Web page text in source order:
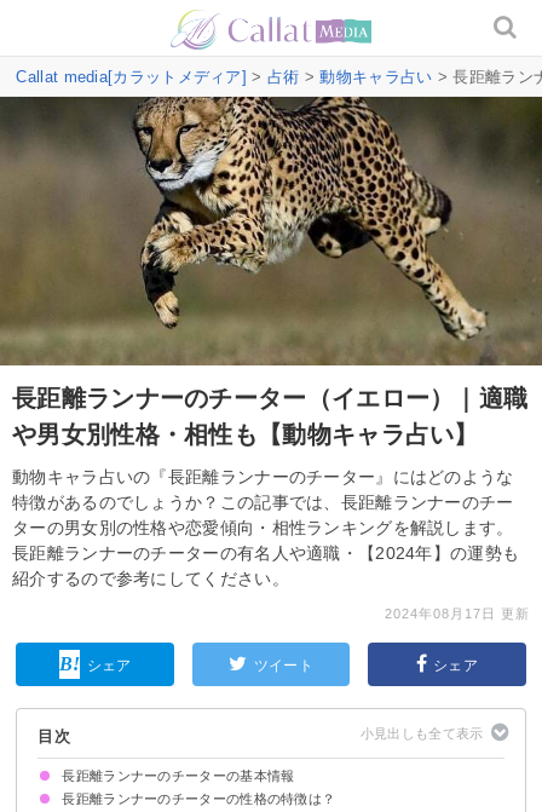
Callat media[カラットメディア] > 占術 >動物キャラ占い > 長距離ラン
長距離ランナーのチーター（イエロー）｜適職
や男女別性格・相性も【動物キャラ占い】
動物キャラ占いの『長距離ランナーのチーター』にはどのような
特徴があるのでしょうか？この記事では、長距離ランナーのチー
ターの男女別の性格や恋愛傾向・相性ランキングを解説します。
長距離ランナーのチーターの有名人や適職・【2024年】の運勢も
紹介するので参考にしてください。
2024年08月17日 更新
シェア ツイート シェア
目次
長距離ランナーのチーターの基本情報
長距離ランナーのチーターの性格の特徴は？